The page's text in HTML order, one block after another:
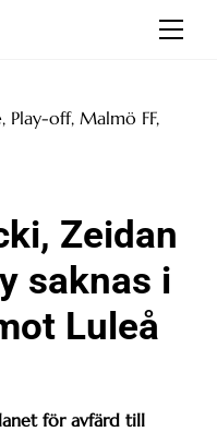
Zeidan
saknas i
Luleå
för avfärd till